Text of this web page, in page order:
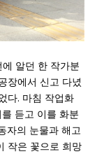
알던 한 작가분
장에서 신고 다녔
다. 마침 작업화
듣고 이를 화분
자의 눈물과 해고
작은 꽃으로 희망